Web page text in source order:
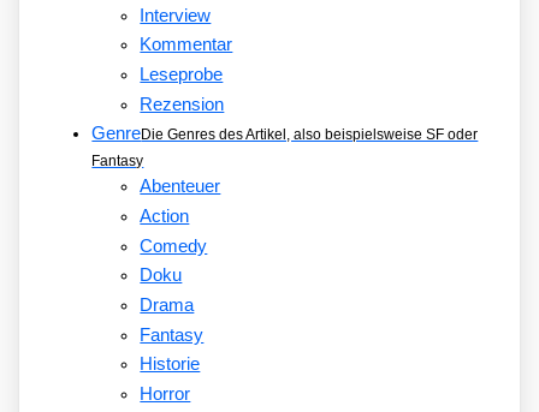
Interview
Kommentar
Leseprobe
Rezension
GenreDie Genres des Artikel, also beispielsweise SF oder
Fantasy
Abenteuer
Action
Comedy
Doku
Drama
Fantasy
Historie
Horror